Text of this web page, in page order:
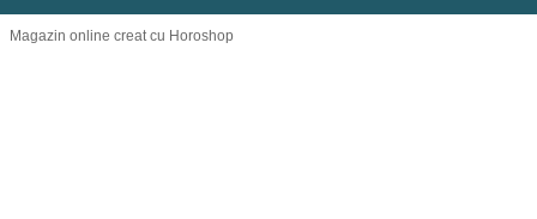
Magazin online creat cu Horoshop